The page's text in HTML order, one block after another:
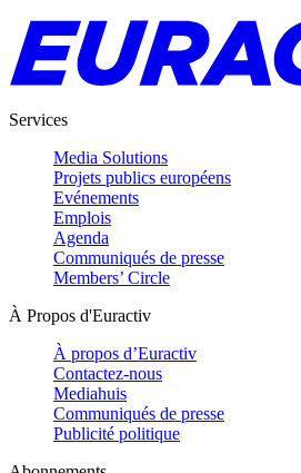
Services
Media Solutions
Projets publics européens
Evénements
Emplois
Agenda
Communiqués de presse
Members’ Circle
À Propos d'Euractiv
À propos d’Euractiv
Contactez-nous
Mediahuis
Communiqués de presse
Publicité politique